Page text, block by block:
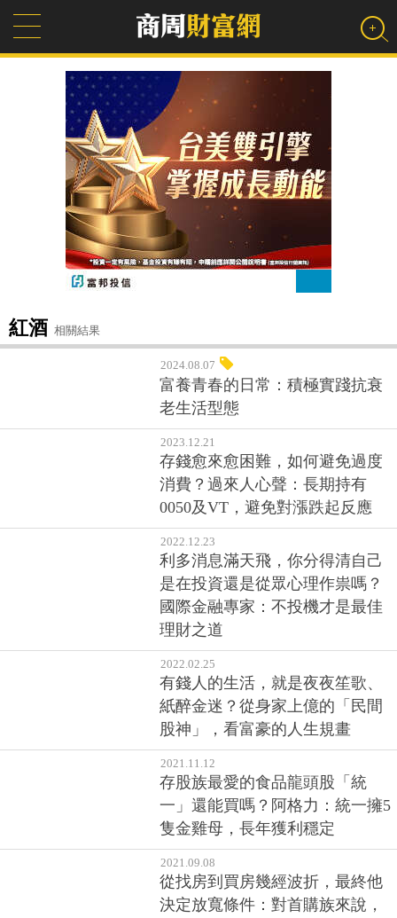
紅酒 相關結果
2024.08.07
富養青春的日常：積極實踐抗衰
老生活型態
2023.12.21
存錢愈來愈困難，如何避免過度
消費？過來人心聲：長期持有
0050及VT，避免對漲跌起反應
2022.12.23
利多消息滿天飛，你分得清自己
是在投資還是從眾心理作祟嗎？
國際金融專家：不投機才是最佳
理財之道
2022.02.25
有錢人的生活，就是夜夜笙歌、
紙醉金迷？從身家上億的「民間
股神」，看富豪的人生規畫
2021.11.12
存股族最愛的食品龍頭股「統
一」還能買嗎？阿格力：統一擁5
隻金雞母，長年獲利穩定
2021.09.08
從找房到買房幾經波折，最終他
決定放寬條件：對首購族來說，